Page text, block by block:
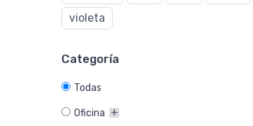
violeta
Categoría
Todas
Oficina